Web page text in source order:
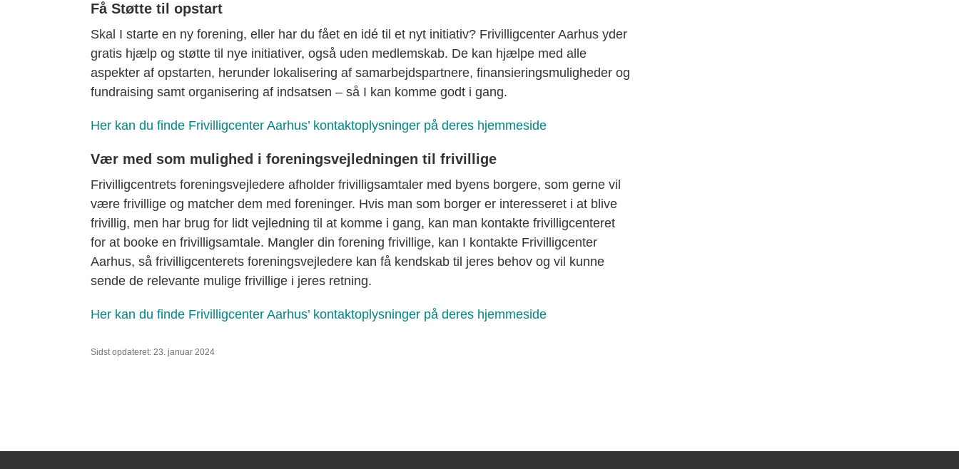
Få Støtte til opstart
Skal I starte en ny forening, eller har du fået en idé til et nyt initiativ? Frivilligcenter Aarhus yder
gratis hjælp og støtte til nye initiativer, også uden medlemskab. De kan hjælpe med alle
aspekter af opstarten, herunder lokalisering af samarbejdspartnere, finansieringsmuligheder og
fundraising samt organisering af indsatsen – så I kan komme godt i gang.
Her kan du finde Frivilligcenter Aarhus’ kontaktoplysninger på deres hjemmeside
Vær med som mulighed i foreningsvejledningen til frivillige
Frivilligcentrets foreningsvejledere afholder frivilligsamtaler med byens borgere, som gerne vil
være frivillige og matcher dem med foreninger. Hvis man som borger er interesseret i at blive
frivillig, men har brug for lidt vejledning til at komme i gang, kan man kontakte frivilligcenteret
for at booke en frivilligsamtale. Mangler din forening frivillige, kan I kontakte Frivilligcenter
Aarhus, så frivilligcenterets foreningsvejledere kan få kendskab til jeres behov og vil kunne
sende de relevante mulige frivillige i jeres retning.
Her kan du finde Frivilligcenter Aarhus’ kontaktoplysninger på deres hjemmeside
Sidst opdateret: 23. januar 2024